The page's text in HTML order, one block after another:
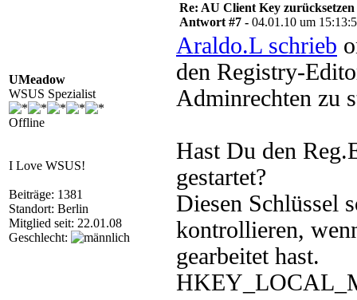
UMeadow
WSUS Spezialist
Offline
I Love WSUS!
Beiträge: 1381
Standort: Berlin
Mitglied seit: 22.01.08
Geschlecht:
Re: AU Client Key zurücksetzen
Antwort #7 - 04.01.10 um
Araldo.L schrieb
den Registry-
Adminrechten zu
Hast Du den
gestartet?
Diesen Schlüssel
kontrollieren,
gearbeitet hast.